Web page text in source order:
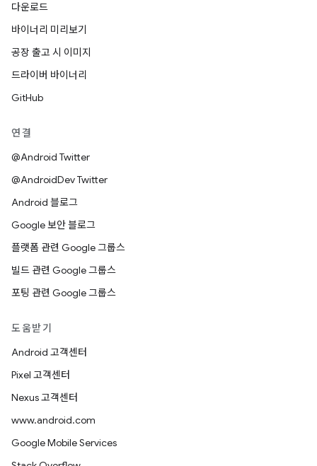
다운로드
바이너리 미리보기
공장 출고 시 이미지
드라이버 바이너리
GitHub
연결
@Android Twitter
@AndroidDev Twitter
Android 블로그
Google 보안 블로그
플랫폼 관련 Google 그룹스
빌드 관련 Google 그룹스
포팅 관련 Google 그룹스
도움받기
Android 고객센터
Pixel 고객센터
Nexus 고객센터
www.android.com
Google Mobile Services